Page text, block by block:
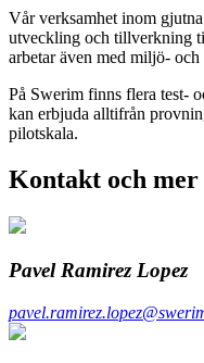
Vår verksamhet inom
utveckling och tillverkning
arbetar även med miljö-
På Swerim finns flera test-
kan erbjuda alltifrån
pilotskala.
Kontakt och
Pavel Ramirez Lopez